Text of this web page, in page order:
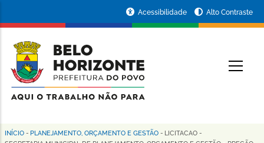
conteúdo
principal
da
Prefeitura
de
Horizonte
Acessibilidade Alto Contraste
Trilha
INÍCIO - PLANEJAMENTO, ORÇAMENTO E GESTÃO - LICITACAO -